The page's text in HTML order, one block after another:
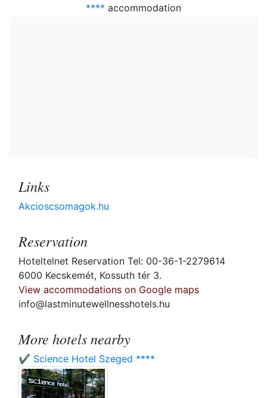
**** accommodation
Links
Akcioscsomagok.hu
Reservation
Hoteltelnet Reservation Tel: 00-36-1-2279614
6000 Kecskemét, Kossuth tér 3.
View accommodations on Google maps
info@lastminutewellnesshotels.hu
More hotels nearby
✔️ Science Hotel Szeged ****